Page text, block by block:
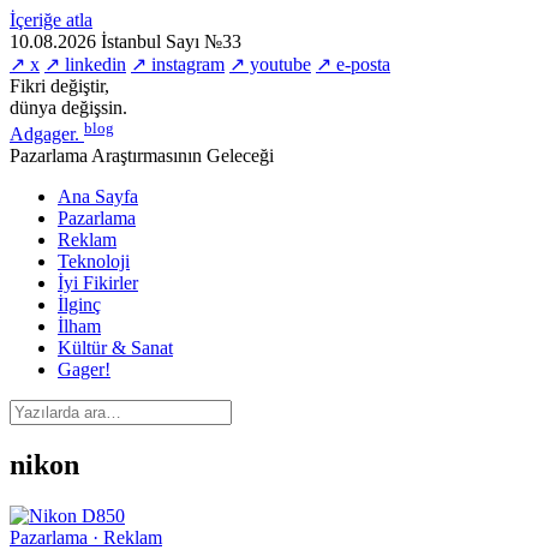
İçeriğe atla
10.08.2026 İstanbul Sayı №33
↗ x ↗ linkedin ↗ instagram ↗ youtube ↗ e-posta
Fikri değiştir,
dünya değişsin.
Adgager. blog
Pazarlama Araştırmasının Geleceği
Ana Sayfa
Pazarlama
Reklam
Teknoloji
İyi Fikirler
İlginç
İlham
Kültür & Sanat
Gager!
nikon
Pazarlama · Reklam